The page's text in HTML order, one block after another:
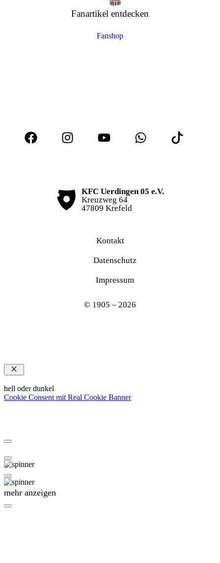
Fanartikel entdecken
Fanshop
KFC Uerdingen 05 e.V.
Kreuzweg 64
47809 Krefeld
Kontakt
Datenschutz
Impressum
© 1905 – 2026
Schließen
hell oder dunkel
Cookie Consent mit Real Cookie Banner
mehr anzeigen